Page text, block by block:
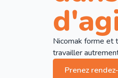
Nicomak forme et
travailler
Prenez